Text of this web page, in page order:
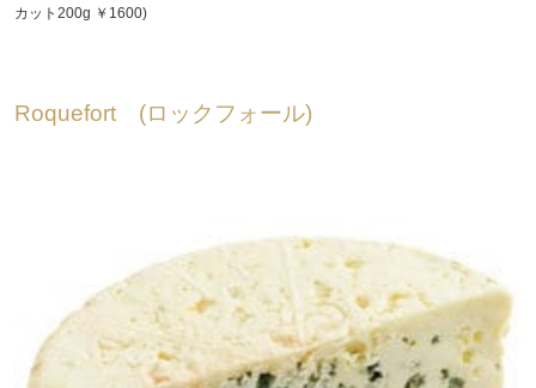
カット200g ￥1600)
Roquefort (ロックフォール)